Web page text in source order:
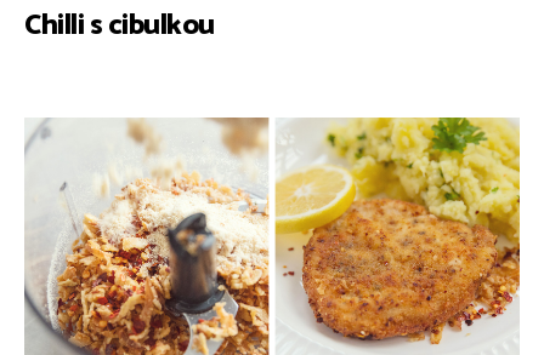
Chilli s cibulkou